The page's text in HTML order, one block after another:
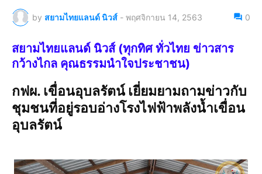
by สยามไทยแลนด์ นิวส์ - พฤศจิกายน 14, 2563 0
สยามไทยแลนด์ นิวส์ (ทุกทิศ ทั่วไทย ข่าวสาร
กว้างไกล คุณธรรมนำใจประชาชน)
กฟผ. เขื่อนอุบลรัตน์ เยี่ยมยามถามข่าวกับ
ชุมชนที่อยู่รอบอ่างโรงไฟฟ้าพลังน้ำเขื่อน
อุบลรัตน์